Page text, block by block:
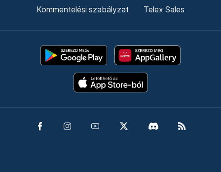
Kommentelési szabályzat Telex Sales